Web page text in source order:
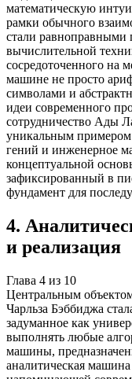
математическую
рамки обычного
стали равноправными
вычислительной
сосредоточенного на
машине не просто
символами и
идеи современного
сотрудничество Ады
уникальным примером
гений и инженерное
концептуальной
зафиксированный в
фундамент для
4.
и реализация
Глава 4 из 10
Центральным
Чарльза Бэббиджа
задуманное как
выполнять любые
машины,
аналитическая